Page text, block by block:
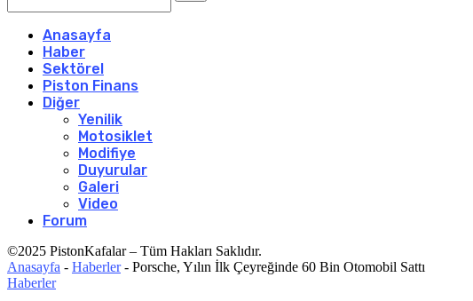
Anasayfa
Haber
Sektörel
Piston Finans
Diğer
Yenilik
Motosiklet
Modifiye
Duyurular
Galeri
Video
Forum
©2025 PistonKafalar – Tüm Hakları Saklıdır.
Anasayfa - Haberler- Porsche, Yılın İlk Çeyreğinde 60 Bin Otomobil Sattı
Haberler